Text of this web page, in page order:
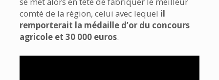
comté de la région, celui avec lequel il
remporterait la médaille d’or du concours
agricole et 30 000 euros.